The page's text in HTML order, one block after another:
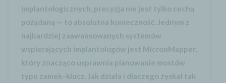
implantologicznych, precyzja nie jest tylko cechą
pożądaną — to absolutna konieczność. Jednym z
najbardziej zaawansowanych systemów
wspierających implantologów jest MicronMapper,
który znacząco usprawnia planowanie mostów
typu zamek–klucz. Jak działa i dlaczego zyskał tak